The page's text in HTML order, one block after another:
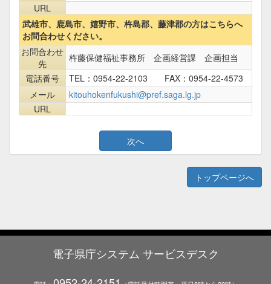
URL
武雄市、鹿島市、嬉野市、杵島郡、藤津郡の方はこちらへ
お問合わせください。
お問合わせ
先
杵藤保健福祉事務所 企画経営課 企画担当
電話番号
TEL：0954-22-2103 FAX：0954-22-4573
メール
kitouhokenfukushi@pref.saga.lg.jp
URL
トップページへ
電子県庁システム サービスデスク